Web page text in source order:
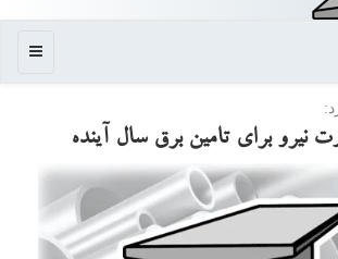
منو
نیرو برای تامین برق سال آینده